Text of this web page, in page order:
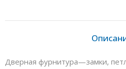
Дверная фурнитура—замки,